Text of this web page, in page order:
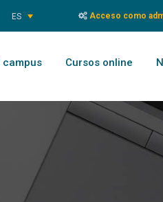
ES Acceso como
campus Cursos online